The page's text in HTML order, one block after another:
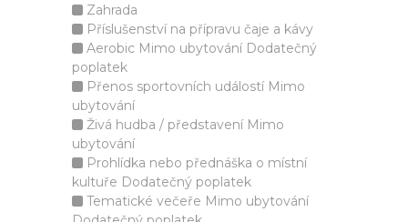
Zahrada
Příslušenství na přípravu čaje a kávy
Aerobic Mimo ubytování Dodatečný
poplatek
Přenos sportovních událostí Mimo
ubytování
Živá hudba / představení Mimo
ubytování
Prohlídka nebo přednáška o místní
kultuře Dodatečný poplatek
Tematické večeře Mimo ubytování